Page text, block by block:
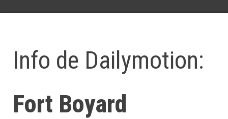
Info de Dailymotion:
Fort Boyard